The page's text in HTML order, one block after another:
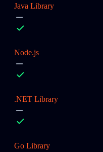
Java Library
Node.js
.NET Library
Go Library